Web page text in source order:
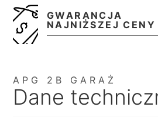
GWARANCJA
NAJNIŻSZEJ CENY
APG 2B GARAŻ
Dane